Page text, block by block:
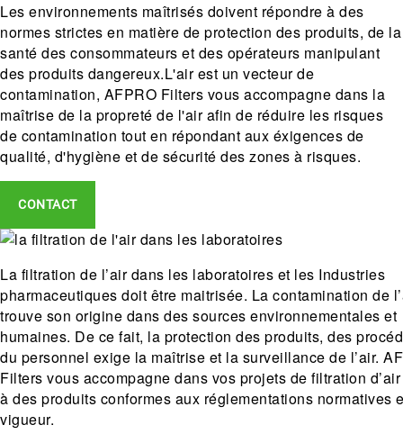
Les environnements maîtrisés doivent répondre à des
normes strictes en matière de protection des produits, de la
santé des consommateurs et des opérateurs manipulant
des produits dangereux.L'air est un vecteur de
contamination, AFPRO Filters vous accompagne dans la
maîtrise de la propreté de l'air afin de réduire les risques
de contamination tout en répondant aux éxigences de
qualité, d'hygiène et de sécurité des zones à risques.
CONTACT
La filtration de l’air dans les laboratoires et les Industries
pharmaceutiques doit être maitrisée. La contamination de
trouve son origine dans des sources environnementales et
humaines. De ce fait, la protection des produits, des
du personnel exige la maîtrise et la surveillance de l’air.
Filters vous accompagne dans vos projets de filtration
à des produits conformes aux réglementations normatives
vigueur.